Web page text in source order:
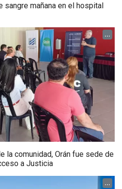
sangre mañana en el hospital
...
la comunidad, Orán fue sede de
a Justicia
...